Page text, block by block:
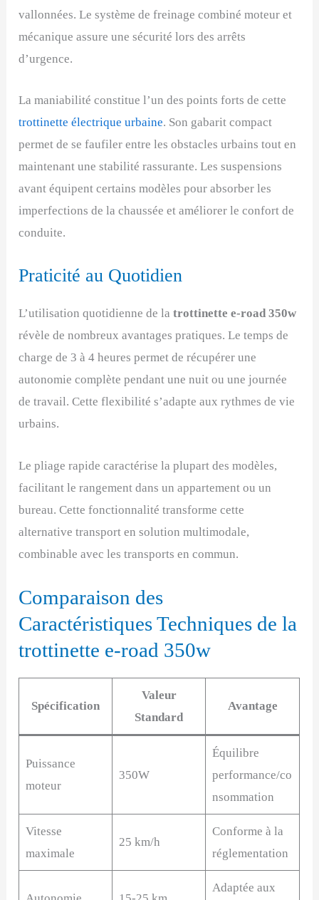
vallonnées. Le système de freinage combiné moteur et
mécanique assure une sécurité lors des arrêts
d’urgence.
La maniabilité constitue l’un des points forts de cette
trottinette électrique urbaine. Son gabarit compact
permet de se faufiler entre les obstacles urbains tout en
maintenant une stabilité rassurante. Les suspensions
avant équipent certains modèles pour absorber les
imperfections de la chaussée et améliorer le confort de
conduite.
Praticité au Quotidien
L’utilisation quotidienne de latrottinette e-road 350w
révèle de nombreux avantages pratiques. Le temps de
charge de 3 à 4 heures permet de récupérer une
autonomie complète pendant une nuit ou une journée
de travail. Cette flexibilité s’adapte aux rythmes de vie
urbains.
Le pliage rapide caractérise la plupart des modèles,
facilitant le rangement dans un appartement ou un
bureau. Cette fonctionnalité transforme cette
alternative transport en solution multimodale,
combinable avec les transports en commun.
Comparaison des
Caractéristiques Techniques de la
trottinette e-road 350w
Spécification
Valeur
Standard
Avantage
Puissance
moteur
350W
Équilibre
performance/co
nsommation
Vitesse
maximale
25 km/h
Conforme à la
réglementation
Adaptée aux